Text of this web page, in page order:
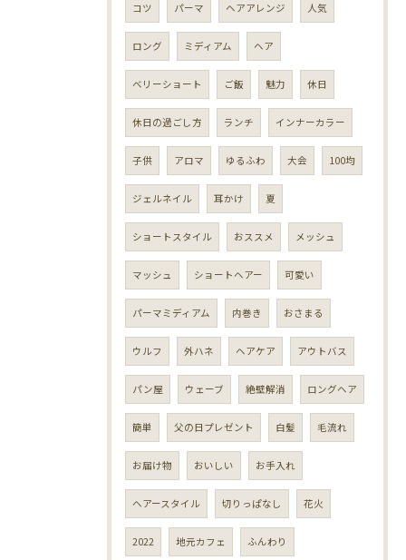
コツ パーマ ヘアアレンジ 人気
ロング ミディアム ヘア
ベリーショート ご飯 魅力 休日
休日の過ごし方 ランチ インナーカラー
子供 アロマ ゆるふわ 大会 100均
ジェルネイル 耳かけ 夏
ショートスタイル おススメ メッシュ
マッシュ ショートヘアー 可愛い
パーマミディアム 内巻き おさまる
ウルフ 外ハネ ヘアケア アウトバス
パン屋 ウェーブ 絶壁解消 ロングヘア
簡単 父の日プレゼント 白髪 毛流れ
お届け物 おいしい お手入れ
ヘアースタイル 切りっぱなし 花火
2022 地元カフェ ふんわり